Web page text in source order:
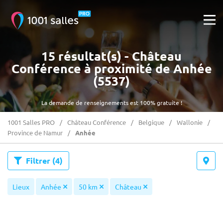
La demande de renseignements est 100% gratuite !
15 résultat(s) - Château
Conférence à proximité de Anhée
(5537)
1001 Salles PRO Château Conférence Belgique
Wallonie
Province de Namur
Anhée
Filtrer (4)
Lieux Anhée 50 km Château